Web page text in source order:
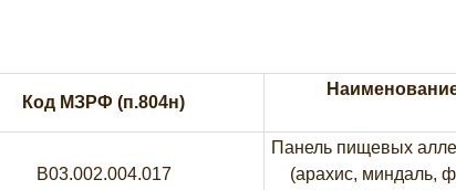
Код МЗРФ (п.804н)
B03.002.004.017
Панель пищевых
(арахис, миндаль,